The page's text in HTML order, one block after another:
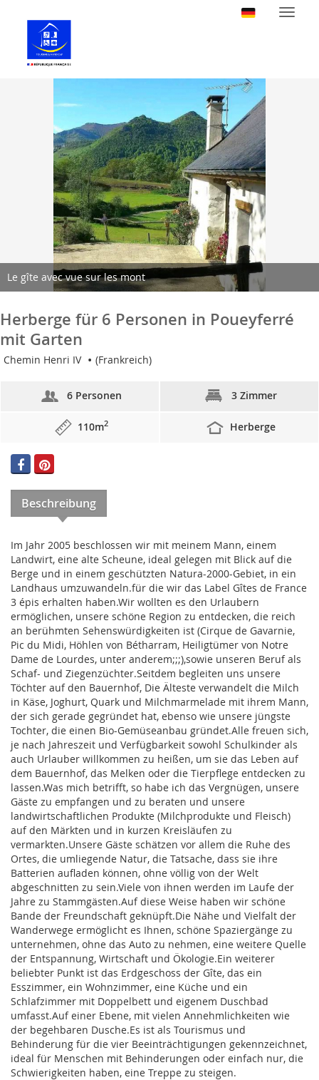
Le gîte avec vue sur les mont
Herberge für 6 Personen in Poueyferré
mit Garten
Chemin Henri IV (Frankreich)
3 Zimmer
6 Personen
Herberge
110m2
Beschreibung
Im Jahr 2005 beschlossen wir mit meinem Mann, einem
Landwirt, eine alte Scheune, ideal gelegen mit Blick auf die
Berge und in einem geschützten Natura-2000-Gebiet, in ein
Landhaus umzuwandeln.für die wir das Label Gîtes de France
3 épis erhalten haben.Wir wollten es den Urlaubern
ermöglichen, unsere schöne Region zu entdecken, die reich
an berühmten Sehenswürdigkeiten ist (Cirque de Gavarnie,
Pic du Midi, Höhlen von Bétharram, Heiligtümer von Notre
Dame de Lourdes, unter anderem;;;),sowie unseren Beruf als
Schaf- und Ziegenzüchter.Seitdem begleiten uns unsere
Töchter auf den Bauernhof, Die Älteste verwandelt die Milch
in Käse, Joghurt, Quark und Milchmarmelade mit ihrem Mann,
der sich gerade gegründet hat, ebenso wie unsere jüngste
Tochter, die einen Bio-Gemüseanbau gründet.Alle freuen sich,
je nach Jahreszeit und Verfügbarkeit sowohl Schulkinder als
auch Urlauber willkommen zu heißen, um sie das Leben auf
dem Bauernhof, das Melken oder die Tierpflege entdecken zu
lassen.Was mich betrifft, so habe ich das Vergnügen, unsere
Gäste zu empfangen und zu beraten und unsere
landwirtschaftlichen Produkte (Milchprodukte und Fleisch)
auf den Märkten und in kurzen Kreisläufen zu
vermarkten.Unsere Gäste schätzen vor allem die Ruhe des
Ortes, die umliegende Natur, die Tatsache, dass sie ihre
Batterien aufladen können, ohne völlig von der Welt
abgeschnitten zu sein.Viele von ihnen werden im Laufe der
Jahre zu Stammgästen.Auf diese Weise haben wir schöne
Bande der Freundschaft geknüpft.Die Nähe und Vielfalt der
Wanderwege ermöglicht es Ihnen, schöne Spaziergänge zu
unternehmen, ohne das Auto zu nehmen, eine weitere Quelle
der Entspannung, Wirtschaft und Ökologie.Ein weiterer
beliebter Punkt ist das Erdgeschoss der Gîte, das ein
Esszimmer, ein Wohnzimmer, eine Küche und ein
Schlafzimmer mit Doppelbett und eigenem Duschbad
umfasst.Auf einer Ebene, mit vielen Annehmlichkeiten wie
der begehbaren Dusche.Es ist als Tourismus und
Behinderung für die vier Beeinträchtigungen gekennzeichnet,
ideal für Menschen mit Behinderungen oder einfach nur, die
Schwierigkeiten haben, eine Treppe zu steigen.